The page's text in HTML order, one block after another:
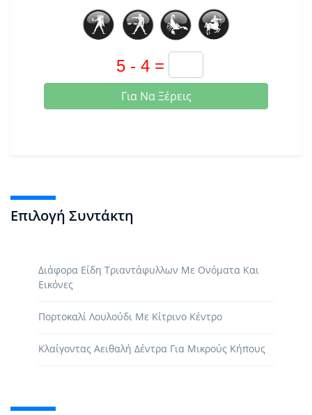
Για Να Ξέρεις
Επιλογή Συντάκτη
Διάφορα Είδη Τριαντάφυλλων Με Ονόματα Και
Εικόνες
Πορτοκαλί Λουλούδι Με Κίτρινο Κέντρο
Κλαίγοντας Αειθαλή Δέντρα Για Μικρούς Κήπους